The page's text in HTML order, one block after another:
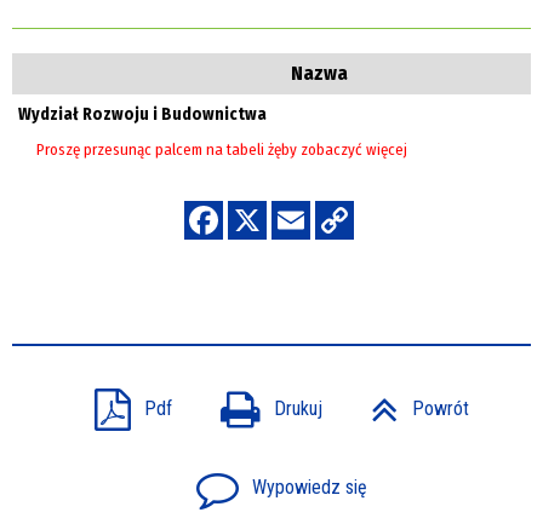
Nazwa
Wydział Rozwoju i Budownictwa
Pdf Drukuj Powrót
Wypowiedz się